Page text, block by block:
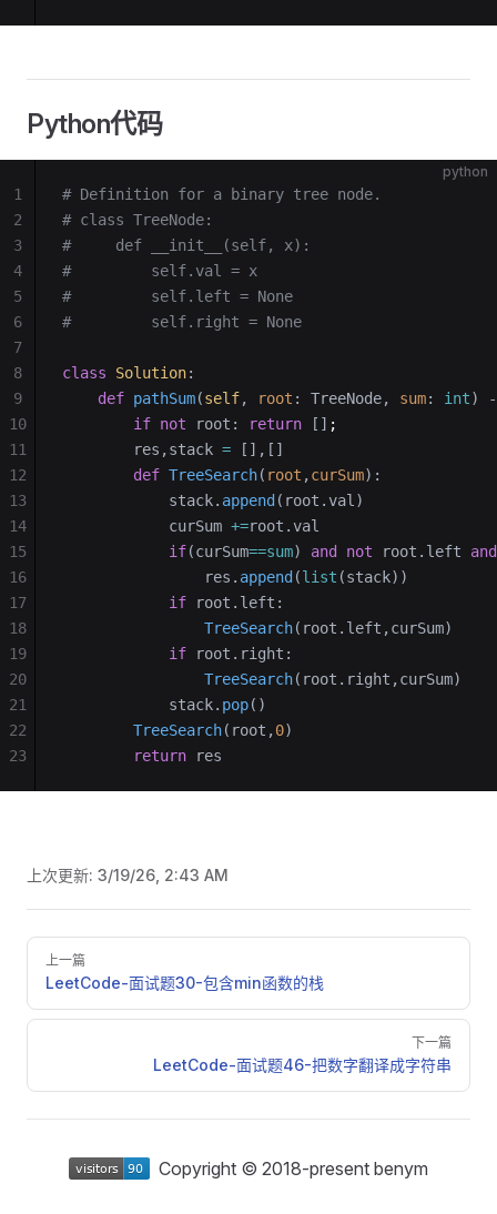
Python代码
python
# Definition for a binary tree node.
# class TreeNode:
#     def __init__(self, x):
#         self.val = x
#         self.left = None
#         self.right = None
class Solution:
    def
pathSum(self, root : TreeNode, sum: int)
        if
not root: return [] ;
        res,stack
= [],[]
        def
TreeSearch( root ,curSum):
            stack.
append (root.val)
            curSum
+=root.val
            if
(curSum==sum) and not root.left and
                res.
append (list (stack))
            if
root.left:
                TreeSearch
(root.left,curSum)
            if
root.right:
                TreeSearch
(root.right,curSum)
            stack.
pop()
        TreeSearch
(root,0)
        return
res
1
2
3
4
5
6
7
8
9
10
11
12
13
14
15
16
17
18
19
20
21
22
23
上次更新: 3/19/26, 2:43 AM
Pager
上一篇
LeetCode-面试题30-包含min函数的栈
下一篇
LeetCode-面试题46-把数字翻译成字符串
Copyright © 2018-present benym